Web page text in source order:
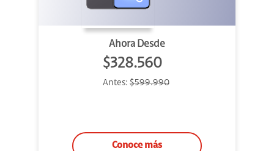
Ahora Desde
$328.560
Antes: $599.990
Conoce más